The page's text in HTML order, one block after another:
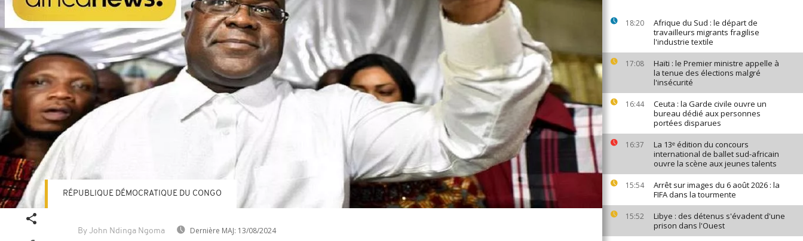
18:20
Afrique du Sud : le départ de
travailleurs migrants fragilise
l'industrie textile
17:08
Haïti : le Premier ministre appelle à
la tenue des élections malgré
l'insécurité
16:44
Ceuta : la Garde civile ouvre un
bureau dédié aux personnes
portées disparues
16:37
La 13ᵉ édition du concours
international de ballet sud-africain
ouvre la scène aux jeunes talents
15:54
Arrêt sur images du 6 août 2026 : la
FIFA dans la tourmente
15:52
Libye : des détenus s'évadent d'une
prison dans l'Ouest
By John Ndinga Ngoma Dernière MAJ: 13/08/2024
RÉPUBLIQUE DÉMOCRATIQUE DU CONGO